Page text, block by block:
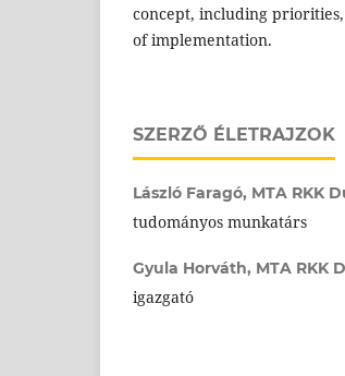
concept, including
of implementation.
SZERZŐ ÉLETRAJZOK
László Faragó, MTA RKK
tudományos munkatárs
Gyula Horváth, MTA RKK
igazgató